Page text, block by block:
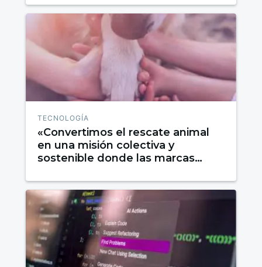
TECNOLOGÍA
«Convertimos el rescate animal
en una misión colectiva y
sostenible donde las marcas